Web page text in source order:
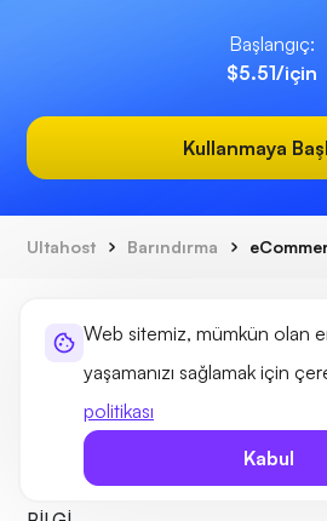
Web sitemiz, mümkün olan
yaşamanızı sağlamak için
politikası
Kabul
Başlangıç:
$5.51/için
Kullanmaya
Ultahost Barındırma
Barındırma Çözümleri
Alan Çözümleri